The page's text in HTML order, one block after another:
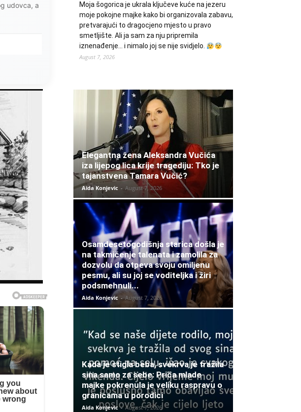
udovca, a
Moja šogorica je ukrala ključeve kuće na jezeru
moje pokojne majke kako bi organizovala zabavu,
pretvarajući to dragocjeno mjesto u pravo
smetljište. Ali ja sam za nju pripremila
iznenađenje… i nimalo joj se nije svidjelo.
August 7, 2026
Elegantna žena Aleksandra Vučića
iza lijepog lica krije tragediju: Tko je
tajanstvena Tamara Vučić?
Aida Konjevic - August 7, 2026
Osamdesetogodišnja starica došla je
na takmičenje talenata i zamolila za
dozvolu da otpeva svoju omiljenu
pesmu, ali su joj se voditeljka i žiri
podsmehnuli...
Aida Konjevic - August 7, 2026
Kada je stigla beba, svekrva je tražila
sina samo za sebe: Priča mlade
majke pokrenula je veliku raspravu o
granicama u porodici
Aida Konjevic - August 7, 2026